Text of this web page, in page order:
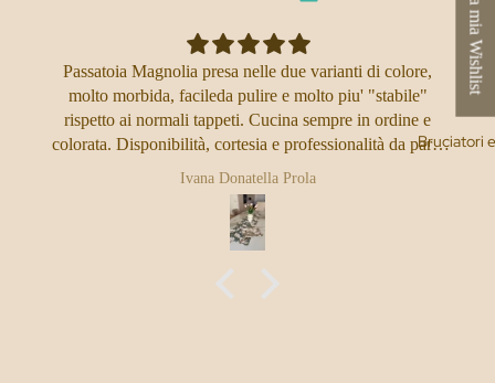
Bruciatori
Passatoia Magnolia presa nelle due varianti di colore,
molto morbida, facileda pulire e molto piu' "stabile"
rispetto ai normali tappeti. Cucina sempre in ordine e
colorata. Disponibilità, cortesia e professionalità da parte
dello staff, molto soddisfatta come sempre del resto
Ivana Donatella Prola
La mia Wishlist